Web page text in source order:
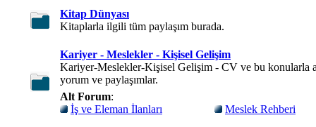
Kitap Dünyası
Kitaplarla ilgili tüm paylaşım burada.
Kariyer - Meslekler - Kişisel Gelişim
Kariyer-Meslekler-Kişisel Gelişim - CV ve bu konularla
yorum ve paylaşımlar.
Alt Forum:
İş ve Eleman İlanları
Meslek Rehberi